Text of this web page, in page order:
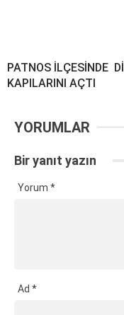
PATNOS İLÇESİNDE
KAPILARINI AÇTI
YORUMLAR
Bir yanıt yazın
Yorum *
Ad *